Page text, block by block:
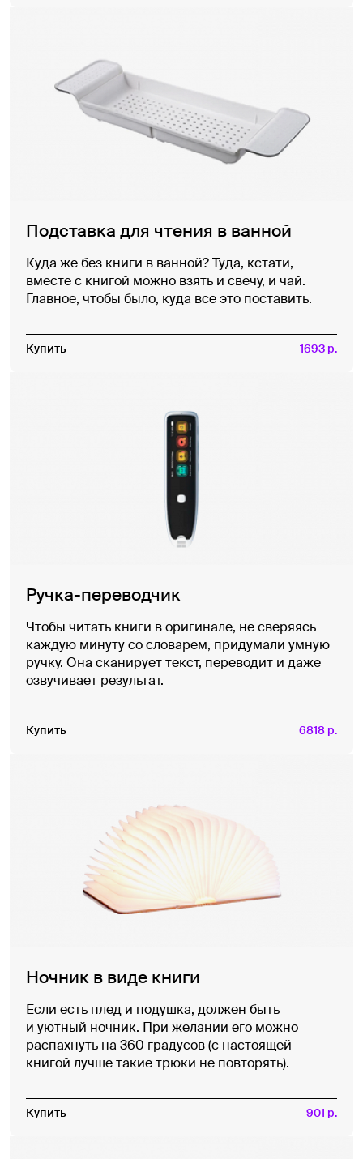
Подставка для чтения в ванной
Куда же без книги в ванной? Туда, кстати,
вместе с книгой можно взять и свечу, и чай.
Главное, чтобы было, куда все это поставить.
Купить 1693 р.
Ручка-переводчик
Чтобы читать книги в оригинале, не сверяясь
каждую минуту со словарем, придумали умную
ручку. Она сканирует текст, переводит и даже
озвучивает результат.
Купить 6818 р.
Ночник в виде книги
Если есть плед и подушка, должен быть
и уютный ночник. При желании его можно
распахнуть на 360 градусов (с настоящей
книгой лучше такие трюки не повторять).
Купить 901 р.